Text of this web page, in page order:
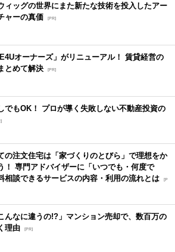
ィッグの世界にまた新たな技術を投入したアー
ャーの真価 [PR]
オーナーズ」がリニューアル！ 賃貸経営の
とめて解決 [PR]
でもOK！ プロが導く失敗しない不動産投資の
の注文住宅は「家づくりのとびら」で理想をか
！ 専門アドバイザーに「いつでも・何度で
相談できるサービスの内容・利用の流れとは [P
んなに違うの!?」マンション売却で、数百万の
理由 [PR]